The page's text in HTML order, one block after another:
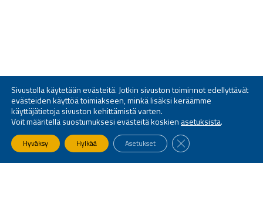
Sivustolla käytetään evästeitä. Jotkin sivuston toiminnot edellyttävät
evästeiden käyttöä toimiakseen, minkä lisäksi keräämme
käyttäjätietoja sivuston kehittämistä varten.
Voit määritellä suostumuksesi evästeitä koskien asetuksista.
Hyväksy Hylkää Asetukset SULJE